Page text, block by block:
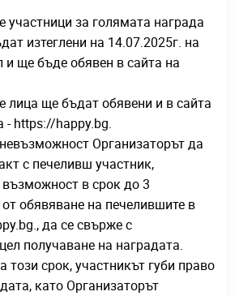
участници за голямата награда
изтеглени на 14.07.2025г. на
и ще бъде обявен в сайта на
лица ще бъдат обявени и в сайта
- https://happy.bg.
Организаторът да
с печеливш участник,
в срок до 3
обявяване на печелившите в
да се свърже с
получаване на наградата.
този срок, участникът губи право
като Организаторът